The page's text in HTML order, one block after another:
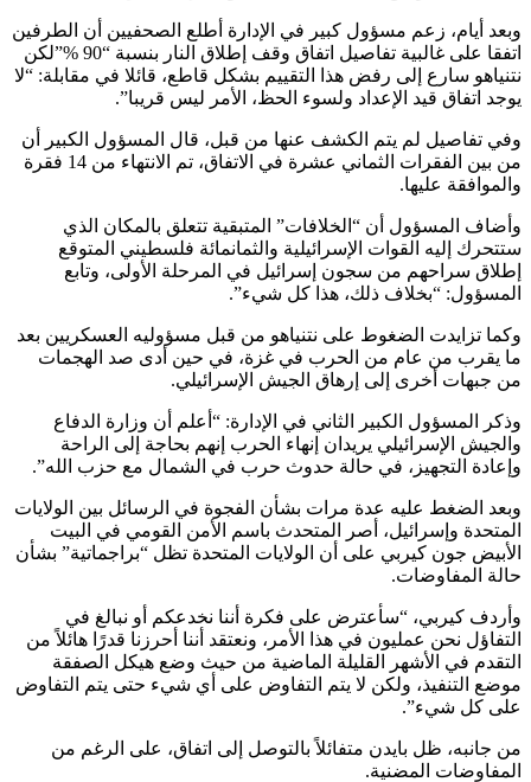
وبعد أيام، زعم مسؤول كبير في الإدارة أطلع الصحفيين أن الطرفين
اتفقا على غالبية تفاصيل اتفاق وقف إطلاق النار بنسبة “90 %”لكن
نتنياهو سارع إلى رفض هذا التقييم بشكل قاطع، قائلا في مقابلة: “لا
يوجد اتفاق قيد الإعداد ولسوء الحظ، الأمر ليس قريبا”.
وفي تفاصيل لم يتم الكشف عنها من قبل، قال المسؤول الكبير أن
من بين الفقرات الثماني عشرة في الاتفاق، تم الانتهاء من 14 فقرة
والموافقة عليها.
وأضاف المسؤول أن “الخلافات” المتبقية تتعلق بالمكان الذي
ستتحرك إليه القوات الإسرائيلية والثمانمائة فلسطيني المتوقع
إطلاق سراحهم من سجون إسرائيل في المرحلة الأولى، وتابع
المسؤول: “بخلاف ذلك، هذا كل شيء”.
وكما تزايدت الضغوط على نتنياهو من قبل مسؤوليه العسكريين بعد
ما يقرب من عام من الحرب في غزة، في حين أدى صد الهجمات
من جبهات أخرى إلى إرهاق الجيش الإسرائيلي.
وذكر المسؤول الكبير الثاني في الإدارة: “أعلم أن وزارة الدفاع
والجيش الإسرائيلي يريدان إنهاء الحرب إنهم بحاجة إلى الراحة
وإعادة التجهيز، في حالة حدوث حرب في الشمال مع حزب الله”.
وبعد الضغط عليه عدة مرات بشأن الفجوة في الرسائل بين الولايات
المتحدة وإسرائيل، أصر المتحدث باسم الأمن القومي في البيت
الأبيض جون كيربي على أن الولايات المتحدة تظل “براجماتية” بشأن
حالة المفاوضات.
وأردف كيربي، “سأعترض على فكرة أننا نخدعكم أو نبالغ في
التفاؤل نحن عمليون في هذا الأمر، ونعتقد أننا أحرزنا قدرًا هائلاً من
التقدم في الأشهر القليلة الماضية من حيث وضع هيكل الصفقة
موضع التنفيذ، ولكن لا يتم التفاوض على أي شيء حتى يتم التفاوض
على كل شيء”.
من جانبه، ظل بايدن متفائلاً بالتوصل إلى اتفاق، على الرغم من
المفاوضات المضنية.